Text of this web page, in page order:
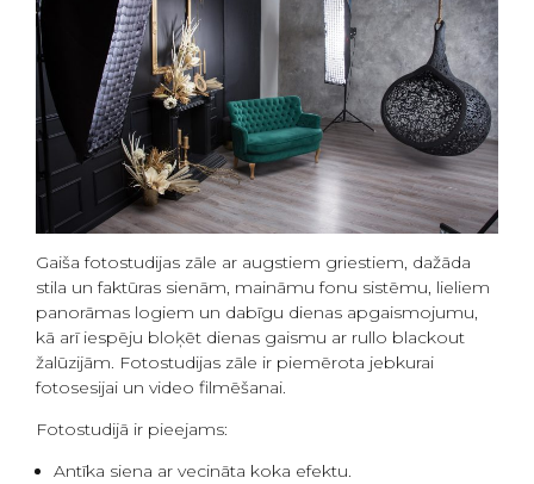
Gaiša fotostudijas zāle ar augstiem griestiem, dažāda
stila un faktūras sienām, maināmu fonu sistēmu, lieliem
panorāmas logiem un dabīgu dienas apgaismojumu,
kā arī iespēju bloķēt dienas gaismu ar rullo blackout
žalūzijām. Fotostudijas zāle ir piemērota jebkurai
fotosesijai un video filmēšanai.
Fotostudijā ir pieejams:
Antīka siena ar vecināta koka efektu.